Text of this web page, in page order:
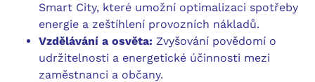
Smart City, které umožní optimalizaci spotřeby
energie a zeštíhlení provozních nákladů.
Vzdělávání a osvěta: Zvyšování povědomí o
udržitelnosti a energetické účinnosti mezi
zaměstnanci a občany.